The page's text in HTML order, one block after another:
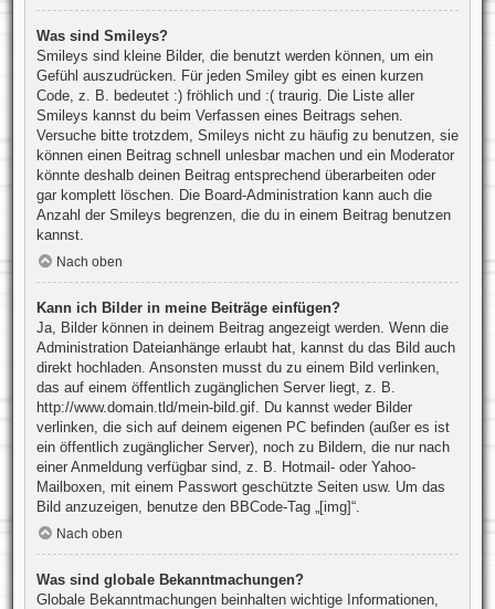
Was sind Smileys?
Smileys sind kleine Bilder, die benutzt werden können, um ein
Gefühl auszudrücken. Für jeden Smiley gibt es einen kurzen
Code, z. B. bedeutet :) fröhlich und :( traurig. Die Liste aller
Smileys kannst du beim Verfassen eines Beitrags sehen.
Versuche bitte trotzdem, Smileys nicht zu häufig zu benutzen, sie
können einen Beitrag schnell unlesbar machen und ein Moderator
könnte deshalb deinen Beitrag entsprechend überarbeiten oder
gar komplett löschen. Die Board-Administration kann auch die
Anzahl der Smileys begrenzen, die du in einem Beitrag benutzen
kannst.
Nach oben
Kann ich Bilder in meine Beiträge einfügen?
Ja, Bilder können in deinem Beitrag angezeigt werden. Wenn die
Administration Dateianhänge erlaubt hat, kannst du das Bild auch
direkt hochladen. Ansonsten musst du zu einem Bild verlinken,
das auf einem öffentlich zugänglichen Server liegt, z. B.
http://www.domain.tld/mein-bild.gif. Du kannst weder Bilder
verlinken, die sich auf deinem eigenen PC befinden (außer es ist
ein öffentlich zugänglicher Server), noch zu Bildern, die nur nach
einer Anmeldung verfügbar sind, z. B. Hotmail- oder Yahoo-
Mailboxen, mit einem Passwort geschützte Seiten usw. Um das
Bild anzuzeigen, benutze den BBCode-Tag „[img]“.
Nach oben
Was sind globale Bekanntmachungen?
Globale Bekanntmachungen beinhalten wichtige Informationen,